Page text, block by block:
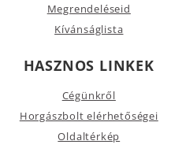
Megrendeléseid
Kívánságlista
HASZNOS LINKEK
Cégünkről
Horgászbolt elérhetőségei
Oldaltérkép